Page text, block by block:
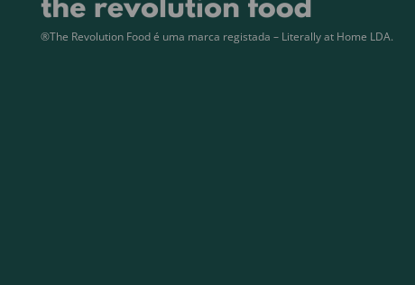
®The Revolution Food é uma marca registada – Literally at Home LDA.